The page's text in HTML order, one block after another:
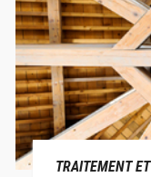
TRAITEMENT